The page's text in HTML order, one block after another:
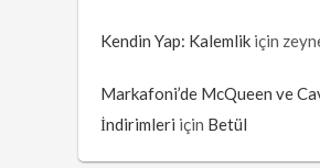
Kendin Yap: Kalemlik için
Markafoni’de McQueen ve
İndirimleri için Betül